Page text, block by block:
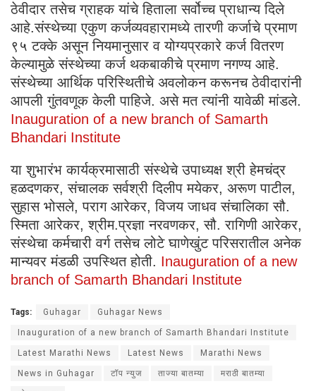
ठेवीदार तसेच ग्राहक यांचे हिताला सर्वोच्च प्राधान्य दिले
आहे.संस्थेच्या एकुण कर्जव्यवहारामध्ये तारणी कर्जाचे प्रमाण
९५ टक्के असून नियमानुसार व योग्यप्रकारे कर्ज वितरण
केल्यामुळे संस्थेच्या कर्ज थकबाकीचे प्रमाण नगण्य आहे.
संस्थेच्या आर्थिक परिस्थितीचे अवलोकन करूनच ठेवीदारांनी
आपली गुंतवणूक केली पाहिजे. असे मत त्यांनी यावेळी मांडले.
Inauguration of a new branch of Samarth
Bhandari Institute
या शुभारंभ कार्यक्रमासाठी संस्थेचे उपाध्यक्ष श्री हेमचंद्र
हळदणकर, संचालक सर्वश्री दिलीप मयेकर, अरूण पाटील,
सुहास भोसले, पराग आरेकर, विजय जाधव संचालिका सौ.
स्मिता आरेकर, श्रीम.प्रज्ञा नरवणकर, सौ. रागिणी आरेकर,
संस्थेचा कर्मचारी वर्ग तसेच लोटे घाणेखुंट परिसरातील अनेक
मान्यवर मंडळी उपस्थित होती. Inauguration of a new
branch of Samarth Bhandari Institute
Tags: Guhagar Guhagar News
Inauguration of a new branch of Samarth Bhandari Institute
Latest Marathi News Latest News Marathi News
News in Guhagar टॉप न्युज ताज्या बातम्या मराठी बातम्या